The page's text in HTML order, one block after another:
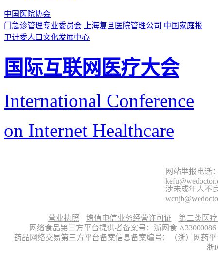
中国医院协会
门急诊管理专业委员会 上海复旦医院管理公司 中国家庭报
卫计委人口文化发展中心
国际互联网医疗大会
International Conference
on Internet Healthcare
网站举报电话
涉未成年人不
营业执照 增值电信业务经营许可证
第二类医
网络食品第三方平台提供者备案号：浙网食 A33000086
药品网络交易第三方平台备案信息备案编号：（浙）网药平
浙